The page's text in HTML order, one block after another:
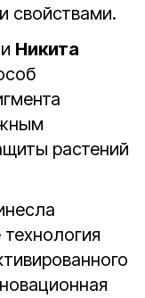
свойствами.
Никита
растений